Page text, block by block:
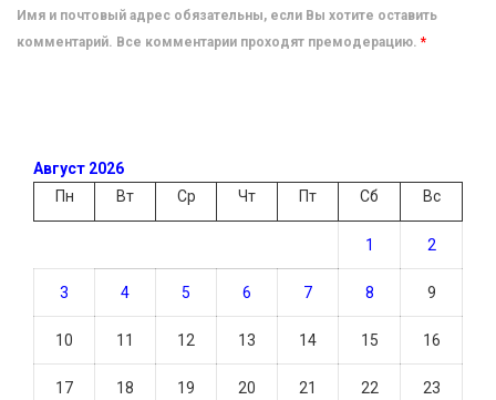
Имя и почтовый адрес обязательны, если Вы хотите оставить
комментарий. Все комментарии проходят премодерацию. *
Август 2026
Пн
Вт Ср Чт Пт Сб Вс
1 2
3 4 5 6 7 8 9
10 11 12 13 14 15 16
17 18 19 20 21 22 23